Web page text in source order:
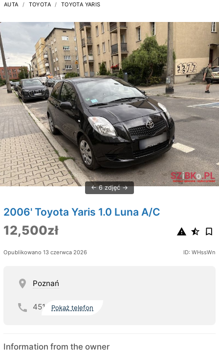
AUTA TOYOTA TOYOTA YARIS
6 zdjęć
2006' Toyota Yaris 1.0 Luna A/C
12,500zł
Opublikowano 13 czerwca 2026 ID: WHssWn
Poznań
451 Pokaż telefon
Information from the owner